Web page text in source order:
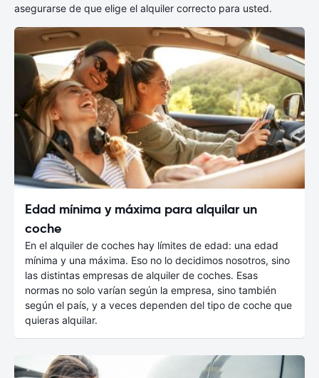
asegurarse de que elige el alquiler correcto para usted.
Edad mínima y máxima para alquilar un
coche
En el alquiler de coches hay límites de edad: una edad
mínima y una máxima. Eso no lo decidimos nosotros, sino
las distintas empresas de alquiler de coches. Esas
normas no solo varían según la empresa, sino también
según el país, y a veces dependen del tipo de coche que
quieras alquilar.